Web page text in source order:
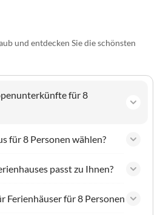
und entdecken Sie die schönsten
für 8
für 8 Personen wählen?
passt zu Ihnen?
Ferienhäuser für 8 Personen